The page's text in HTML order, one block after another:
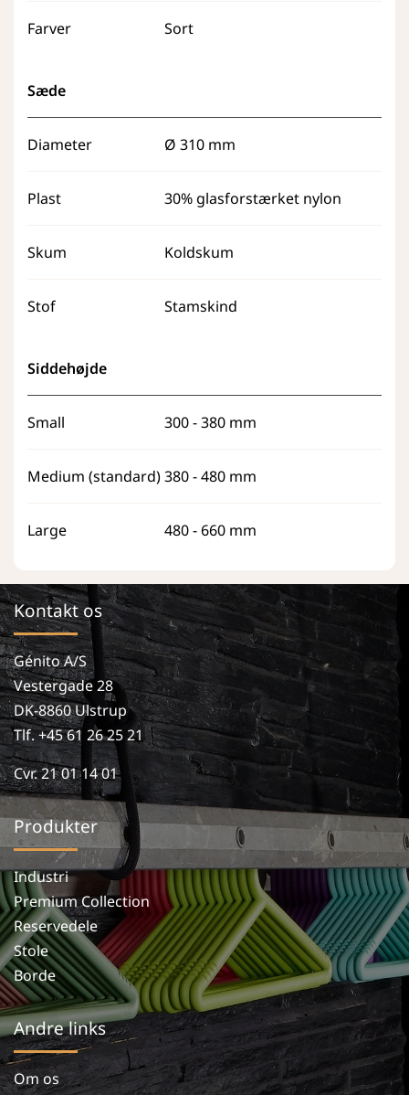
Farver Sort
Sæde
Diameter Ø 310 mm
Plast 30% glasforstærket nylon
Skum Koldskum
Stof Stamskind
Siddehøjde
Small 300 - 380 mm
Medium (standard)380 - 480 mm
Large 480 - 660 mm
Kontakt os
Génito A/S
Vestergade 28
DK-8860 Ulstrup
Tlf. +45 61 26 25 21
Cvr. 21 01 14 01
Produkter
Industri
Premium Collection
Reservedele
Stole
Borde
Andre links
Om os